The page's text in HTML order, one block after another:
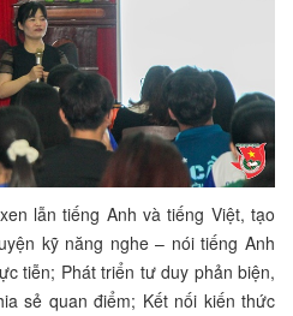
lẫn tiếng Anh và tiếng Việt, tạo
kỹ năng nghe – nói tiếng Anh
tiễn; Phát triển tư duy phản biện,
sẻ quan điểm; Kết nối kiến thức